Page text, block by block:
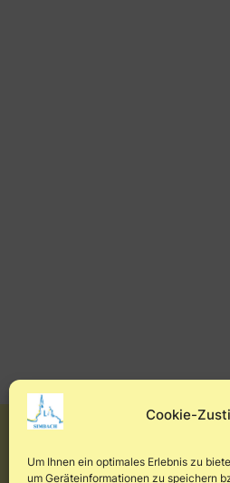
Cookie-
Um Ihnen ein optimales Erlebnis zu
um Geräteinformationen zu speichern